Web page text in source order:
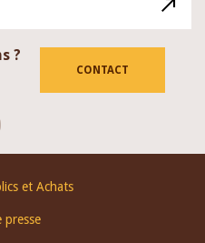
?
CONTACT
et Achats
presse